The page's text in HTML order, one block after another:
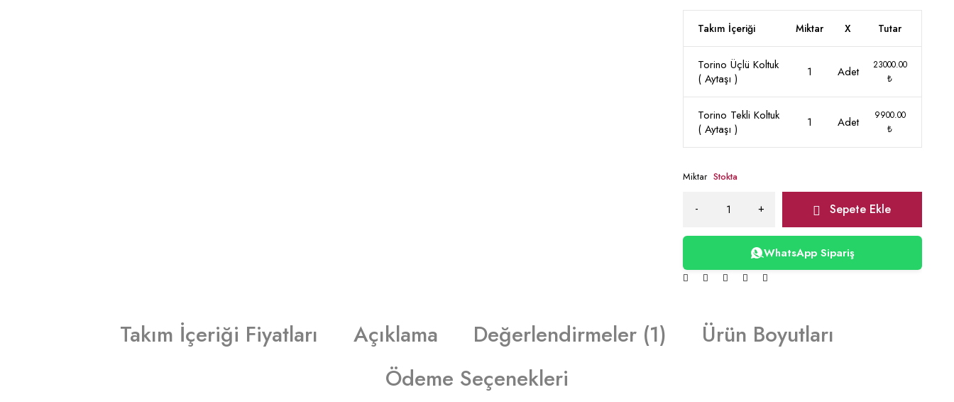
Takım İçeriği Miktar X Tutar
Torino Üçlü Koltuk
( Aytaşı )
1 Adet
23000.00
₺
Torino Tekli Koltuk
( Aytaşı )
1 Adet
9900.00
₺
Miktar Stokta
Sepete Ekle
WhatsApp Sipariş
Takım İçeriği Fiyatları Açıklama Değerlendirmeler (1)
Ürün Boyutları
Ödeme Seçenekleri